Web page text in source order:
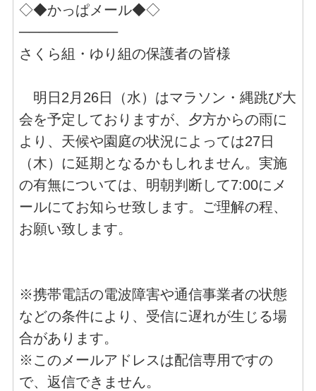
◇◆かっぱメール◆◇
──────────
さくら組・ゆり組の保護者の皆様
明日2月26日（水）はマラソン・縄跳び大
会を予定しておりますが、夕方からの雨に
より、天候や園庭の状況によっては27日
（木）に延期となるかもしれません。実施
の有無については、明朝判断して7:00にメ
ールにてお知らせ致します。ご理解の程、
お願い致します。
※携帯電話の電波障害や通信事業者の状態
などの条件により、受信に遅れが生じる場
合があります。
※このメールアドレスは配信専用ですの
で、返信できません。